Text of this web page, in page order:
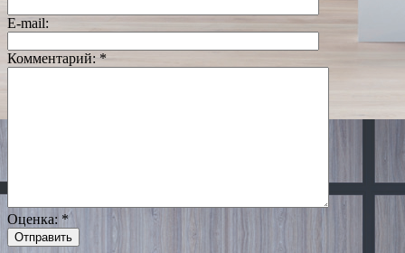
E-mail:
Комментарий: *
Оценка: *